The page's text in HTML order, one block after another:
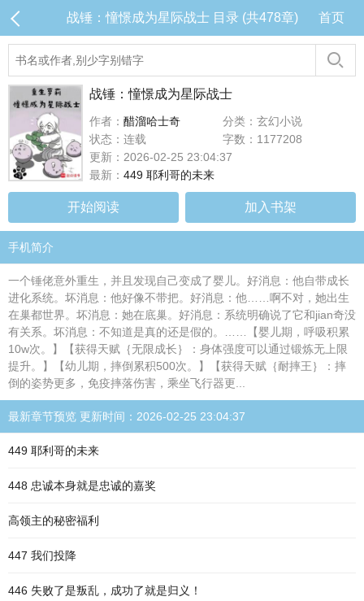
战锤：憧憬成为星际战士 目录 (共478章) 首页
战锤：憧憬成为星际战士
作者： 醋溜哈士奇
分类：玄幻小说
状态：连载
字数：1177208
更新：2026-02-25 23:04:37
最新： 449 耶利哥的未来
开始阅读 加入书架
手机简介
一个锤佬意外重生，并且发现自己变成了婴儿。好消息：他自带成长
进化系统。坏消息：他好像不带把。好消息：他……啊不对，她出生
在巢都世界。坏消息：她在底巢。好消息：系统明确说了它和jian奇没
有关系。坏消息：不知道是真的还是假的。……【婴儿期，呼吸积累
10w次。】【获得天赋｛无限成长｝：身体强度可以通过锻炼无上限
提升。】【幼儿期，摔倒累积500次。】【获得天赋｛耐摔王｝：摔
倒的姿势更多，免疫摔落伤害，乘坐飞行器更...
最新章节预览 更新时间：2026-02-25 23:04:37
449 耶利哥的未来
448 忠诚本身就是忠诚的嘉奖
高领主的秘密福利
447 我们投降
446 失败了是叛乱，成功了就是归义！